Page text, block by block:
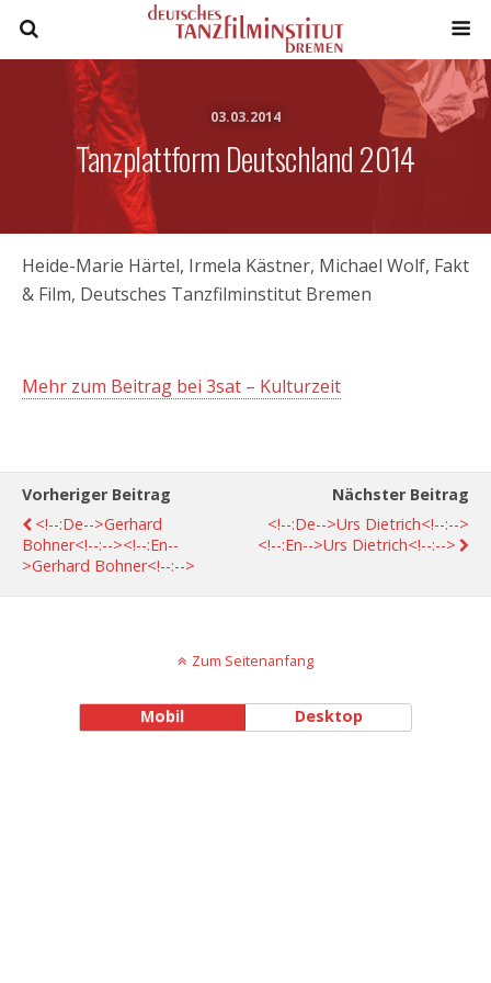
03.03.2014
Tanzplattform Deutschland 2014
Heide-Marie Härtel, Irmela Kästner, Michael Wolf, Fakt
& Film, Deutsches Tanzfilminstitut Bremen
Mehr zum Beitrag bei 3sat – Kulturzeit
Vorheriger Beitrag
<!--:de-->Gerhard
Bohner<!--:--><!--:en--
>Gerhard Bohner<!--:-->
Nächster Beitrag
<!--:de-->Urs Dietrich<!--:-->
<!--:en-->Urs Dietrich<!--:-->
Zum Seitenanfang
Mobil Desktop